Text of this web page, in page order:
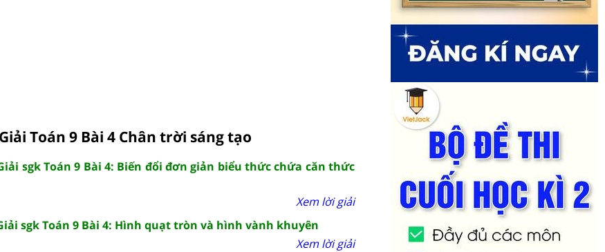
Giải Toán 9 Bài 4 Chân trời sáng tạo
sgk Toán 9 Bài 4: Biến đổi đơn giản biểu thức chứa căn thức
Xem lời giải
sgk Toán 9 Bài 4: Hình quạt tròn và hình vành khuyên
Xem lời giải